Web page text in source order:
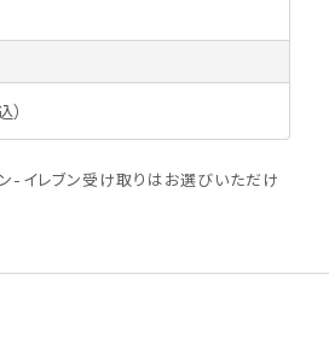
-イレブン受け取りはお選びいただけ